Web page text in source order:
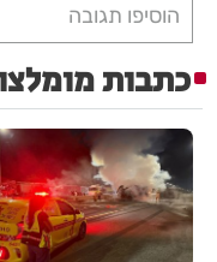
הוסיפו תגובה
כתבות